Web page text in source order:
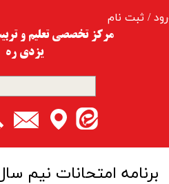
/ ثبت نام
حساب کاربری من
خروج از حساب کاربری
مرکز تخصصی تعلیم و
یزدی ره
برنامه امتحانات نیم